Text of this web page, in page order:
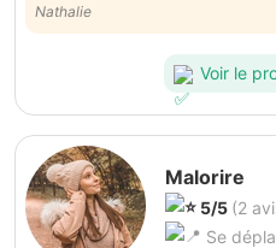
demandes, elle a pris vraiment son
super moment en famille, je la
pour ce bel après-midi
Nathalie
Voir le
Malorire
5/5 (2
Se